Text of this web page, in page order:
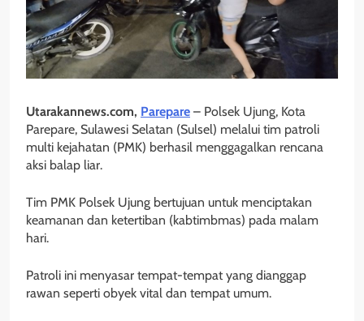
Utarakannews.com, Parepare – Polsek Ujung, Kota
Parepare, Sulawesi Selatan (Sulsel) melalui tim patroli
multi kejahatan (PMK) berhasil menggagalkan rencana
aksi balap liar.
Tim PMK Polsek Ujung bertujuan untuk menciptakan
keamanan dan ketertiban (kabtimbmas) pada malam
hari.
Patroli ini menyasar tempat-tempat yang dianggap
rawan seperti obyek vital dan tempat umum.